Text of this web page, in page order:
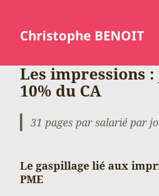
Christophe BENOIT
Les impressions :
10% du CA
31 pages par salarié par
Le gaspillage lié aux
PME